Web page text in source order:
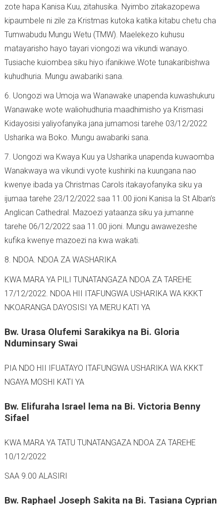
zote hapa Kanisa Kuu, zitahusika. Nyimbo zitakazopewa
kipaumbele ni zile za Kristmas kutoka katika kitabu chetu cha
Tumwabudu Mungu Wetu (TMW). Maelekezo kuhusu
matayarisho hayo tayari viongozi wa vikundi wanayo.
Tusiache kuiombea siku hiyo ifanikiwe.Wote tunakaribishwa
kuhudhuria. Mungu awabariki sana.
6. Uongozi wa Umoja wa Wanawake unapenda kuwashukuru
Wanawake wote waliohudhuria maadhimisho ya Krismasi
Kidayosisi yaliyofanyika jana jumamosi tarehe 03/12/2022
Usharika wa Boko. Mungu awabariki sana.
7. Uongozi wa Kwaya Kuu ya Usharika unapenda kuwaomba
Wanakwaya wa vikundi vyote kushiriki na kuungana nao
kwenye ibada ya Christmas Carols itakayofanyika siku ya
ijumaa tarehe 23/12/2022 saa 11.00 jioni Kanisa la St Alban’s
Anglican Cathedral. Mazoezi yataanza siku ya jumanne
tarehe 06/12/2022 saa 11.00 jioni. Mungu awawezeshe
kufika kwenye mazoezi na kwa wakati.
8. NDOA. NDOA ZA WASHARIKA
KWA MARA YA PILI TUNATANGAZA NDOA ZA TAREHE
17/12/2022. NDOA HII ITAFUNGWA USHARIKA WA KKKT
NKOARANGA DAYOSISI YA MERU KATI YA
Bw. Urasa Olufemi Sarakikya na Bi. Gloria
Nduminsary Swai
PIA NDO HII IFUATAYO ITAFUNGWA USHARIKA WA KKKT
NGAYA MOSHI KATI YA
Bw. Elifuraha Israel lema na Bi. Victoria Benny
Sifael
KWA MARA YA TATU TUNATANGAZA NDOA ZA TAREHE
10/12/2022
SAA 9.00 ALASIRI
Bw. Raphael Joseph Sakita na Bi. Tasiana Cyprian